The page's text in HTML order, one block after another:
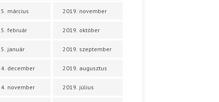
március
február
január
december
november
2019. november
2019. október
2019. szeptember
2019. augusztus
2019. július